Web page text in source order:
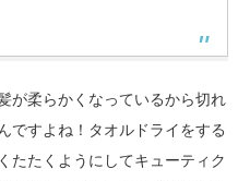
が柔らかくなっているから切れ
ですよね！タオルドライをする
たたくようにしてキューティク